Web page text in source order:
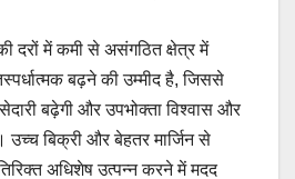
दरों में कमी से असंगठित क्षेत्र में
बढ़ने की उम्मीद है, जिससे
बढ़ेगी और उपभोक्ता विश्वास और
उच्च बिक्री और बेहतर मार्जिन से
अधिशेष उत्पन्न करने में मदद